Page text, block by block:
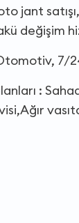
oto jant
değişim
7/
: